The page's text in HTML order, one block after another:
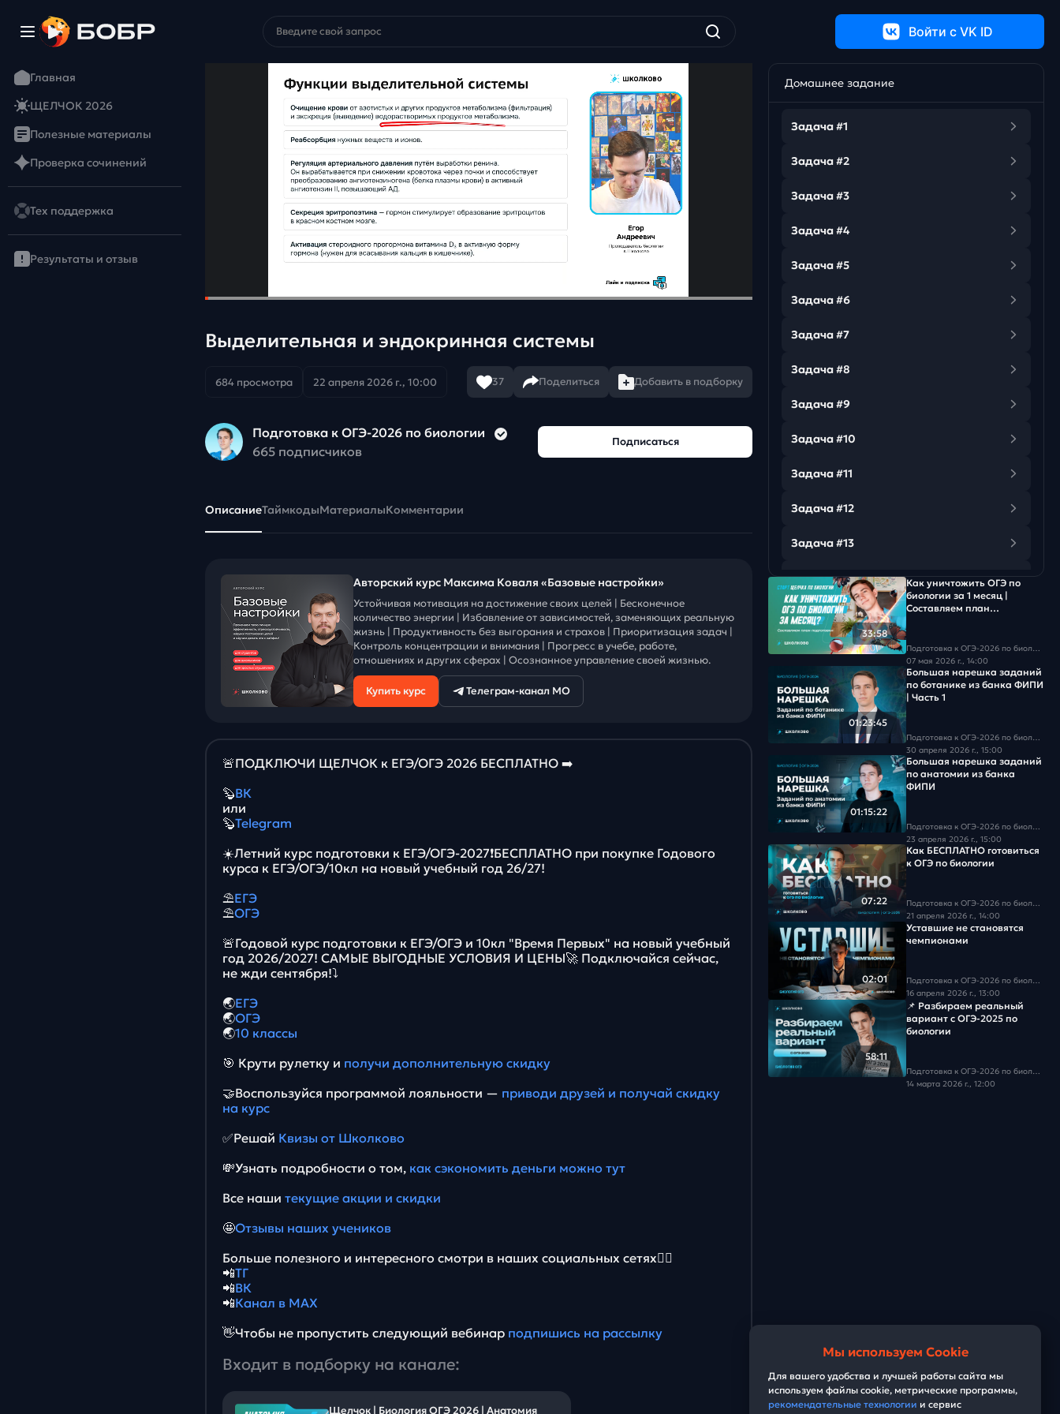
Войти c VK ID
Главная
ЩЕЛЧОК 2026
Полезные материалы
Проверка сочинений
Тех поддержка
Результаты и отзыв
Выделительная и эндокринная системы
684 просмотра 22 апреля 2026 г., 10:00 37 Поделиться Добавить в подборку
Подготовка к ОГЭ-2026 по биологии
665 подписчиков
Подписаться
ОписаниеТаймкодыМатериалыКомментарии
Авторский курс Максима Коваля «Базовые настройки»
Устойчивая мотивация на достижение своих целей | Бесконечное
количество энергии | Избавление от зависимостей, заменяющих реальную
жизнь | Продуктивность без выгорания и страхов | Приоритизация задач |
Контроль концентрации и внимания | Прогресс в учебе, работе,
отношениях и других сферах | Осознанное управление своей жизнью.
Купить курс Телеграм-канал МО
🚨ПОДКЛЮЧИ ЩЕЛЧОК к ЕГЭ/ОГЭ 2026 БЕСПЛАТНО ➡️
🦫ВК
или
🦫Telegram
☀️Летний курс подготовки к ЕГЭ/ОГЭ-2027❗️БЕСПЛАТНО при покупке Годового
курса к ЕГЭ/ОГЭ/10кл на новый учебный год 26/27!
⛱ЕГЭ
⛱ОГЭ
🚨Годовой курс подготовки к ЕГЭ/ОГЭ и 10кл "Время Первых" на новый учебный
год 2026/2027! САМЫЕ ВЫГОДНЫЕ УСЛОВИЯ И ЦЕНЫ🚀 Подключайся сейчас,
не жди сентября!⤵️
🌏ЕГЭ
🌏ОГЭ
🌏10 классы
🎯 Крути рулетку и получи дополнительную скидку
🤝Воспользуйся программой лояльности — приводи друзей и получай скидку
на курс
✅Решай Квизы от Школково
💸Узнать подробности о том, как сэкономить деньги можно тут
Все наши текущие акции и скидки
🤩Отзывы наших учеников
Больше полезного и интересного смотри в наших социальных сетях👇🏻
📲ТГ
📲ВК
📲Канал в MAX
👋Чтобы не пропустить следующий вебинар подпишись на рассылку
Входит в подборку на канале:
Щелчок | Биология ОГЭ 2026 | Анатомия
Домашнее задание
Задача #1
Задача #2
Задача #3
Задача #4
Задача #5
Задача #6
Задача #7
Задача #8
Задача #9
Задача #10
Задача #11
Задача #12
Задача #13
Задача #14
Задача #15
Задача #16
Задача #17
Задача #18
Задача #20
Задача #21
Задача #22
Задача #23
Задача #24
Задача #25
Задача #26
Задача #27
Задача #28
33:58
Как уничтожить ОГЭ по
биологии за 1 месяц |
Составляем план
Подготовка к ОГЭ-2026 по биологии
07 мая 2026 г., 14:00
01:23:45
Большая нарешка заданий
по ботанике из банка ФИПИ
| Часть 1
Подготовка к ОГЭ-2026 по биологии
30 апреля 2026 г., 15:00
01:15:22
Большая нарешка заданий
по анатомии из банка
ФИПИ
Подготовка к ОГЭ-2026 по биологии
23 апреля 2026 г., 15:00
07:22
Как БЕСПЛАТНО готовиться
к ОГЭ по биологии
Подготовка к ОГЭ-2026 по биологии
21 апреля 2026 г., 14:00
02:01
Уставшие не становятся
чемпионами
Подготовка к ОГЭ-2026 по биологии
16 апреля 2026 г., 13:00
58:11
📌 Разбираем реальный
вариант с ОГЭ-2025 по
биологии
Подготовка к ОГЭ-2026 по биологии
14 марта 2026 г., 12:00
Мы используем Cookie
Для вашего удобства и лучшей работы сайта мы
используем файлы cookie, метрические программы,
рекомендательные технологии и сервис